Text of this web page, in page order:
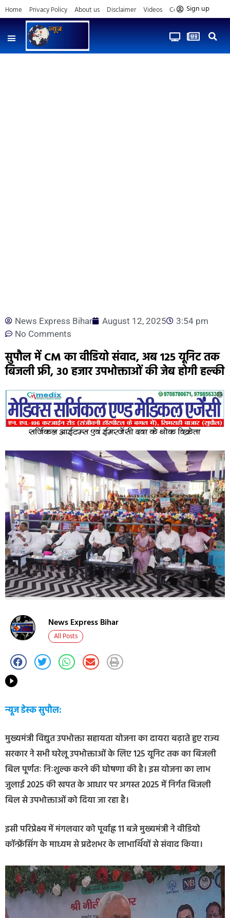
Home Privacy Policy About us Disclaimer Videos Contact us
Sign up
News Express Bihar August 12, 2025
3:54 pm
No Comments
सुपौल में CM का वीडियो संवाद, अब 125 यूनिट तक
बिजली फ्री, 30 हजार उपभोक्ताओं की जेब होगी हल्की
News Express Bihar
All Posts
न्यूज डेस्क सुपौल:
मुख्यमंत्री विद्युत उपभोक्ता सहायता योजना का दायरा बढ़ाते हुए राज्य
सरकार ने सभी घरेलू उपभोक्ताओं के लिए 125 यूनिट तक का बिजली
बिल पूर्णतः निःशुल्क करने की घोषणा की है। इस योजना का लाभ
जुलाई 2025 की खपत के आधार पर अगस्त 2025 में निर्गत बिजली
बिल से उपभोक्ताओं को दिया जा रहा है।
इसी परिप्रेक्ष्य में मंगलवार को पूर्वाह्न 11 बजे मुख्यमंत्री ने वीडियो
कॉन्फ्रेंसिंग के माध्यम से प्रदेशभर के लाभार्थियों से संवाद किया।